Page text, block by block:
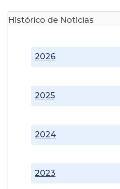
Histórico de Noticias
2023
2024
2025
2026